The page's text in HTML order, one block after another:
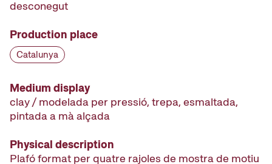
desconegut
Production place
Catalunya
Medium display
clay / modelada per pressió, trepa, esmaltada,
pintada a mà alçada
Physical description
Plafó format per quatre rajoles de mostra de motiu